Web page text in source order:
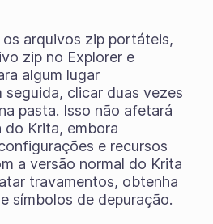
arquivos zip portáteis,
zip no Explorer e
algum lugar
seguida, clicar duas vezes
pasta. Isso não afetará
do Krita, embora
e recursos
a versão normal do Krita
travamentos, obtenha
símbolos de depuração.